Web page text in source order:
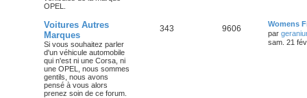
OPEL.
e
d
e
r
Voitures Autres
Marques
Si vous souhaitez parler
d'un véhicule automobile
qui n'est ni une Corsa, ni
une OPEL, nous sommes
gentils, nous avons
pensé à vous alors
prenez soin de ce forum.
343 9606
Womens
par
sam. 21